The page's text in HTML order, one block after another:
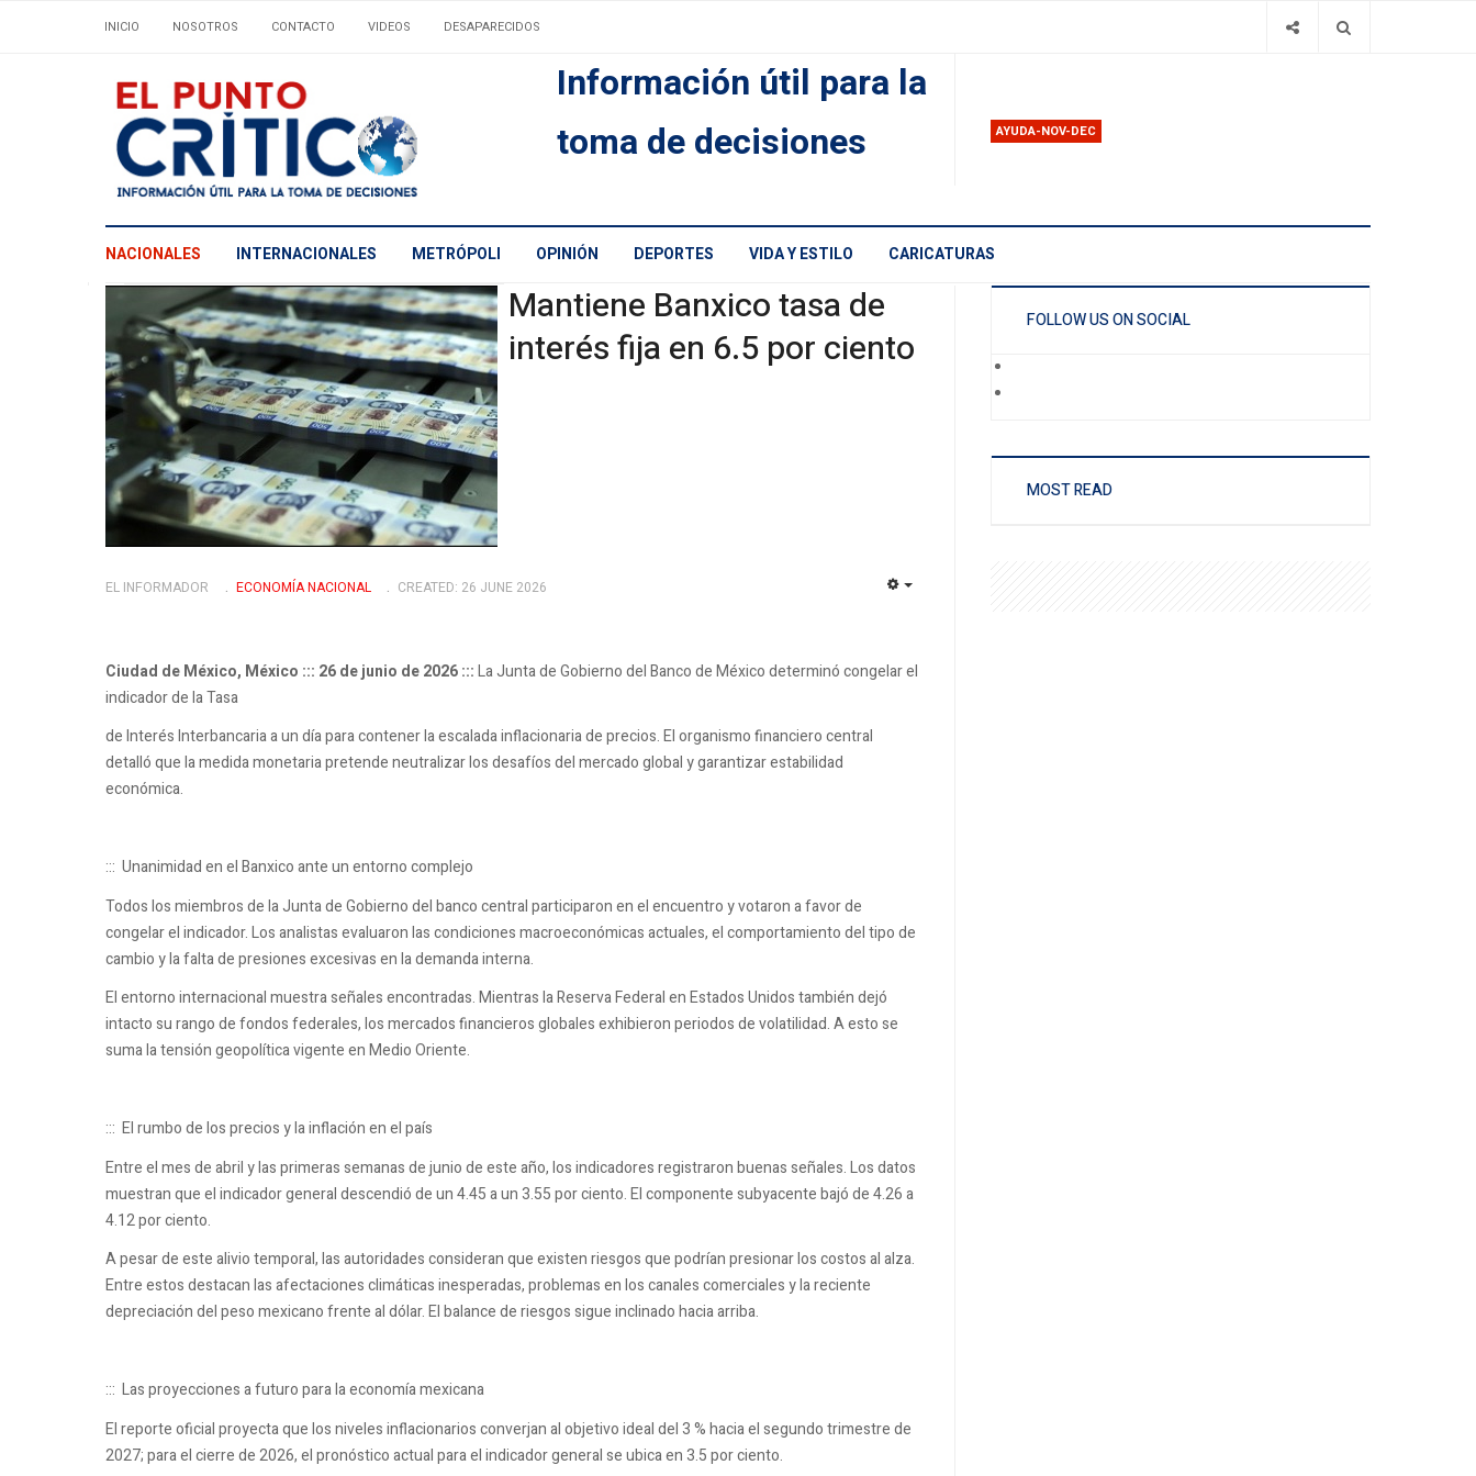
INICIO NOSOTROS CONTACTO VIDEOS DESAPARECIDOS
Información útil para la
toma de decisiones
AYUDA-NOV-DEC
NACIONALES INTERNACIONALES METRÓPOLI OPINIÓN DEPORTES VIDA Y ESTILO CARICATURAS
Mantiene Banxico tasa de
interés fija en 6.5 por ciento
EL INFORMADOR ECONOMÍ­A NACIONAL CREATED: 26 JUNE 2026
Ciudad de México, México ::: 26 de junio de 2026 :::La Junta de Gobierno del Banco de México determinó congelar el
indicador de la Tasa
de Interés Interbancaria a un día para contener la escalada inflacionaria de precios. El organismo financiero central
detalló que la medida monetaria pretende neutralizar los desafíos del mercado global y garantizar estabilidad
económica.
::: Unanimidad en el Banxico ante un entorno complejo
Todos los miembros de la Junta de Gobierno del banco central participaron en el encuentro y votaron a favor de
congelar el indicador. Los analistas evaluaron las condiciones macroeconómicas actuales, el comportamiento del tipo de
cambio y la falta de presiones excesivas en la demanda interna.
El entorno internacional muestra señales encontradas. Mientras la Reserva Federal en Estados Unidos también dejó
intacto su rango de fondos federales, los mercados financieros globales exhibieron periodos de volatilidad. A esto se
suma la tensión geopolítica vigente en Medio Oriente.
::: El rumbo de los precios y la inflación en el país
Entre el mes de abril y las primeras semanas de junio de este año, los indicadores registraron buenas señales. Los datos
muestran que el indicador general descendió de un 4.45 a un 3.55 por ciento. El componente subyacente bajó de 4.26 a
4.12 por ciento.
A pesar de este alivio temporal, las autoridades consideran que existen riesgos que podrían presionar los costos al alza.
Entre estos destacan las afectaciones climáticas inesperadas, problemas en los canales comerciales y la reciente
depreciación del peso mexicano frente al dólar. El balance de riesgos sigue inclinado hacia arriba.
::: Las proyecciones a futuro para la economía mexicana
El reporte oficial proyecta que los niveles inflacionarios converjan al objetivo ideal del 3 % hacia el segundo trimestre de
2027; para el cierre de 2026, el pronóstico actual para el indicador general se ubica en 3.5 por ciento.
FOLLOW US ON SOCIAL
MOST READ